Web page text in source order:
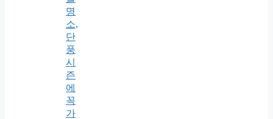
명
소,
단
풍
시
즌
에
꼭
가